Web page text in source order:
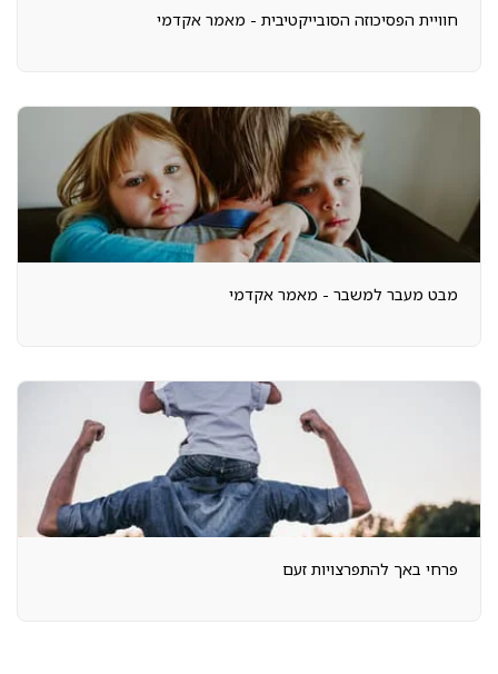
חוויית הפסיכוזה הסובייקטיבית - מאמר אקדמי
מבט מעבר למשבר - מאמר אקדמי
פרחי באך להתפרצויות זעם